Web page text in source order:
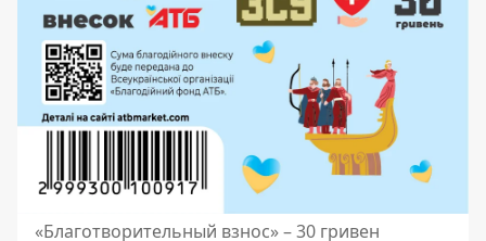
«Благотворительный взнос» – 30 гривен